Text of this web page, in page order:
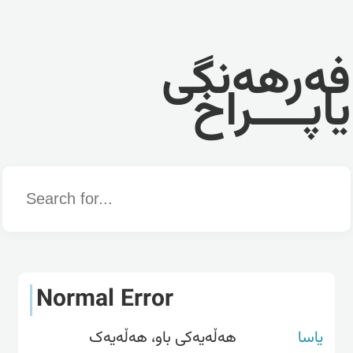
فەرهەنگی
یاپــــراخ
Word
Normal Error
یاسا هەڵەیەکی باو، هەڵەیەک